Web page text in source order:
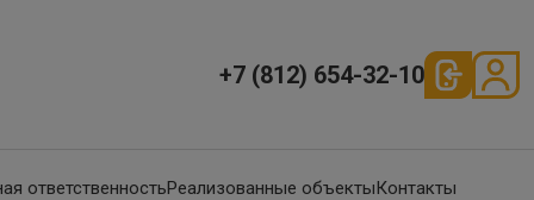
+7 (812) 654-32-10
ответственностьРеализованные объектыКонтакты